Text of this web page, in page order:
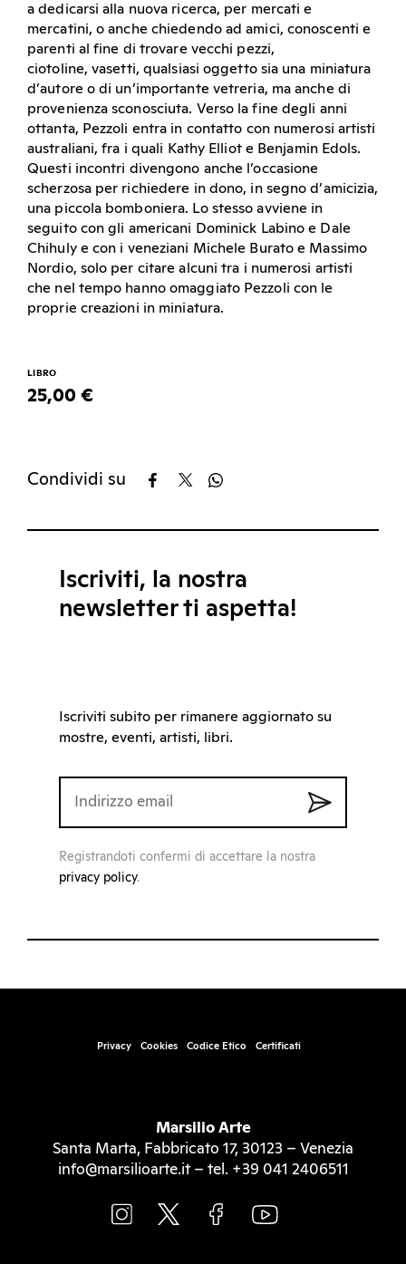
a dedicarsi alla nuova ricerca, per mercati e
mercatini, o anche chiedendo ad amici, conoscenti e
parenti al fine di trovare vecchi pezzi,
ciotoline, vasetti, qualsiasi oggetto sia una miniatura
d’autore o di un’importante vetreria, ma anche di
provenienza sconosciuta. Verso la fine degli anni
ottanta, Pezzoli entra in contatto con numerosi artisti
australiani, fra i quali Kathy Elliot e Benjamin Edols.
Questi incontri divengono anche l’occasione
scherzosa per richiedere in dono, in segno d’amicizia,
una piccola bomboniera. Lo stesso avviene in
seguito con gli americani Dominick Labino e Dale
Chihuly e con i veneziani Michele Burato e Massimo
Nordio, solo per citare alcuni tra i numerosi artisti
che nel tempo hanno omaggiato Pezzoli con le
proprie creazioni in miniatura.
LIBRO
25,00 €
Condividi su
Iscriviti, la nostra
newsletter ti aspetta!
Iscriviti subito per rimanere aggiornato su
mostre, eventi, artisti, libri.
Registrandoti confermi di accettare la nostra
privacy policy.
Privacy Cookies Codice Etico Certificati
Marsilio Arte
Santa Marta, Fabbricato 17, 30123 – Venezia
info@marsilioarte.it – tel. +39 041 2406511